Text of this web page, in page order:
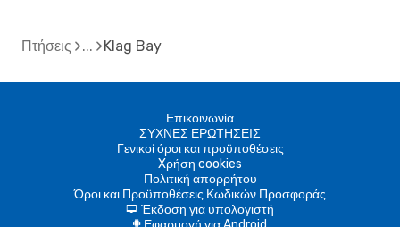
Πτήσεις Klag Bay
Επικοινωνία
ΣΥΧΝΕΣ ΕΡΩΤΗΣΕΙΣ
Γενικοί όροι και προϋποθέσεις
Xρήση cookies
Πολιτική απορρήτου
Όροι και Προϋποθέσεις Κωδικών Προσφοράς
d Έκδοση για υπολογιστή